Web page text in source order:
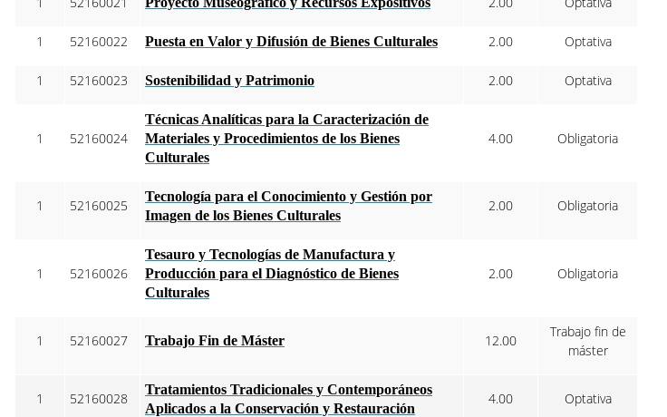
1 52160022 Puesta en Valor y Difusión de Bienes Culturales 2.00 Optativa
1 52160023 Sostenibilidad y Patrimonio 2.00 Optativa
1 52160024
Técnicas Analíticas para la Caracterización de
Materiales y Procedimientos de los Bienes
Culturales
4.00 Obligatoria
1 52160025
Tecnología para el Conocimiento y Gestión por
Imagen de los Bienes Culturales
2.00 Obligatoria
1 52160026
Tesauro y Tecnologías de Manufactura y
Producción para el Diagnóstico de Bienes
Culturales
2.00 Obligatoria
1 52160027 Trabajo Fin de Máster 12.00
Trabajo fin de
máster
1 52160028
Tratamientos Tradicionales y Contemporáneos
Aplicados a la Conservación y Restauración
4.00 Optativa